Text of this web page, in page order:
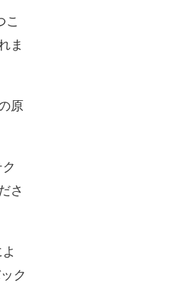
こ
ま
原
さ
ク